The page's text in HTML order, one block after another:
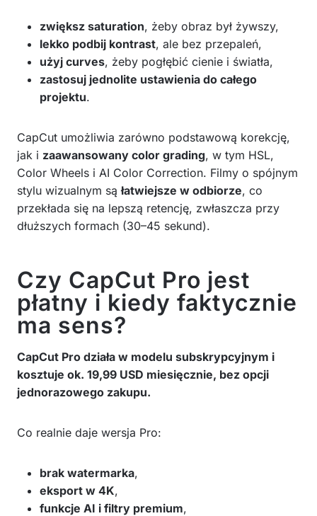
zwiększ saturation, żeby obraz był żywszy,
lekko podbij kontrast, ale bez przepaleń,
użyj curves, żeby pogłębić cienie i światła,
zastosuj jednolite ustawienia do całego
projektu.
CapCut umożliwia zarówno podstawową korekcję,
jak i zaawansowany color grading, w tym HSL,
Color Wheels i AI Color Correction. Filmy o spójnym
stylu wizualnym sąłatwiejsze w odbiorze, co
przekłada się na lepszą retencję, zwłaszcza przy
dłuższych formach (30–45 sekund).
Czy CapCut Pro jest
płatny i kiedy faktycznie
ma sens?
CapCut Pro działa w modelu subskrypcyjnym i
kosztuje ok. 19,99 USD miesięcznie, bez opcji
jednorazowego zakupu.
Co realnie daje wersja Pro:
brak watermarka,
eksport w 4K,
funkcje AI i filtry premium,